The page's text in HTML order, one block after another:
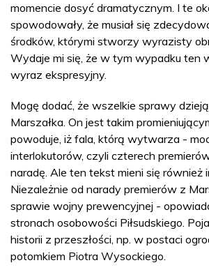
momencie dosyć dramatycznym. I te
spowodowały, że musiał się
środków, którymi stworzy wyrazisty
Wydaje mi się, że w tym wypadku ten
wyraz ekspresyjny.
Mogę dodać, że wszelkie sprawy
Marszałka. On jest takim
powoduje, iż fala, którą wytwarza -
interlokutorów, czyli czterech
naradę. Ale ten tekst mieni się również
Niezależnie od narady premierów z
sprawie wojny prewencyjnej -
stronach osobowości Piłsudskiego.
historii z przeszłości, np. w postaci
potomkiem Piotra Wysockiego.